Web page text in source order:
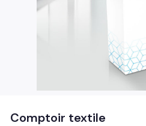
Comptoir textile